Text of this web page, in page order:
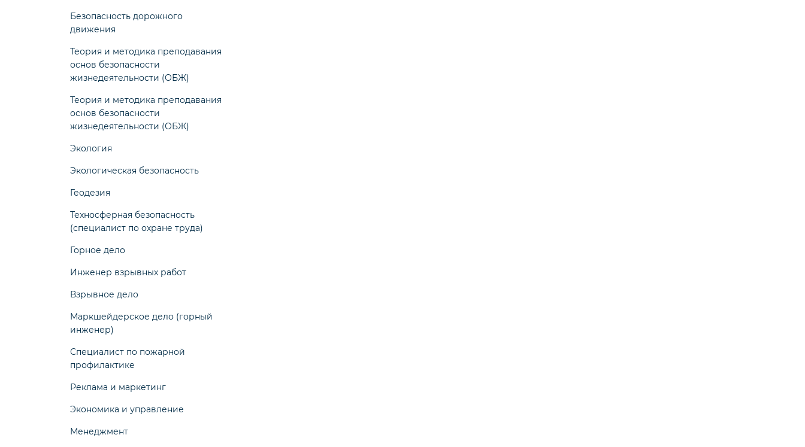
Безопасность дорожного
движения
Теория и методика преподавания
основ безопасности
жизнедеятельности (ОБЖ)
Теория и методика преподавания
основ безопасности
жизнедеятельности (ОБЖ)
Экология
Экологическая безопасность
Геодезия
Техносферная безопасность
(специалист по охране труда)
Горное дело
Инженер взрывных работ
Взрывное дело
Маркшейдерское дело (горный
инженер)
Специалист по пожарной
профилактике
Реклама и маркетинг
Экономика и управление
Менеджмент